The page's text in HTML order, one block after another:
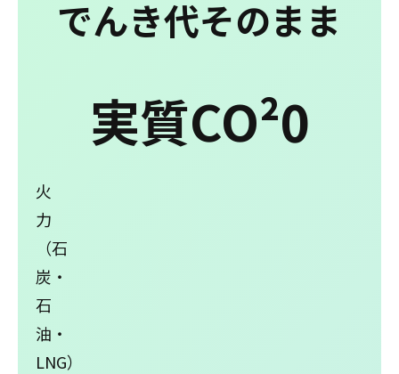
でんき代そのまま
実質CO²0
⽕
⼒
（⽯
炭・
⽯
油・
LNG）